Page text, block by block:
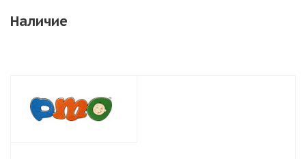
Наличие